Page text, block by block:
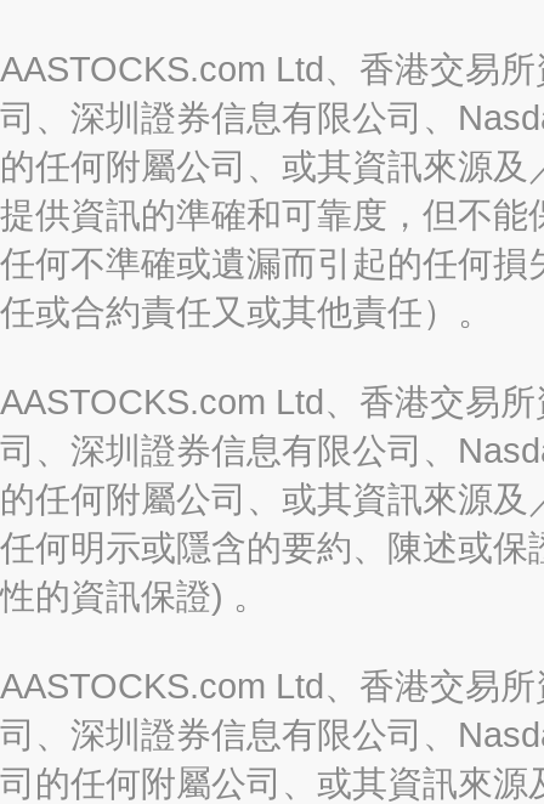
AASTOCKS.com Ltd、香港交易
司、深圳證券信息有限公司、
的任何附屬公司、或其資訊來源
提供資訊的準確和可靠度，但不
任何不準確或遺漏而引起的任何
任或合約責任又或其他責任）。
AASTOCKS.com Ltd、香港交易
司、深圳證券信息有限公司、
的任何附屬公司、或其資訊來源
任何明示或隱含的要約、陳述或
性的資訊保證) 。
AASTOCKS.com Ltd、香港交易
司、深圳證券信息有限公司、
司的任何附屬公司、或其資訊來